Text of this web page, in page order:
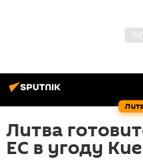
Литва
ЕС в угоду